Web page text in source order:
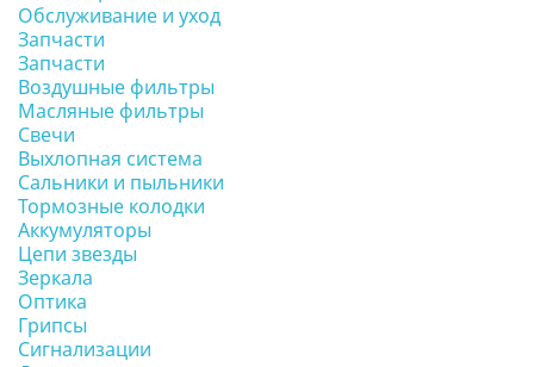
Обслуживание и уход
Запчасти
Запчасти
Воздушные фильтры
Масляные фильтры
Свечи
Выхлопная система
Сальники и пыльники
Тормозные колодки
Аккумуляторы
Цепи звезды
Зеркала
Оптика
Грипсы
Сигнализации